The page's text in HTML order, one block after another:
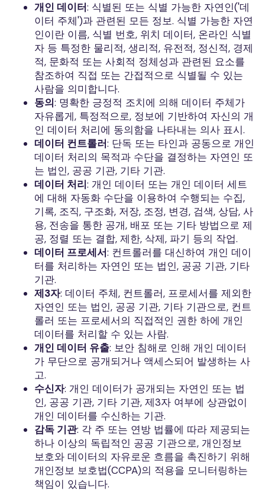
개인 데이터: 식별된 또는 식별 가능한 자연인('데
이터 주체')과 관련된 모든 정보. 식별 가능한 자연
인이란 이름, 식별 번호, 위치 데이터, 온라인 식별
자 등 특정한 물리적, 생리적, 유전적, 정신적, 경제
적, 문화적 또는 사회적 정체성과 관련된 요소를
참조하여 직접 또는 간접적으로 식별될 수 있는
사람을 의미합니다.
동의: 명확한 긍정적 조치에 의해 데이터 주체가
자유롭게, 특정적으로, 정보에 기반하여 자신의 개
인 데이터 처리에 동의함을 나타내는 의사 표시.
데이터 컨트롤러: 단독 또는 타인과 공동으로 개인
데이터 처리의 목적과 수단을 결정하는 자연인 또
는 법인, 공공 기관, 기타 기관.
데이터 처리: 개인 데이터 또는 개인 데이터 세트
에 대해 자동화 수단을 이용하여 수행되는 수집,
기록, 조직, 구조화, 저장, 조정, 변경, 검색, 상담, 사
용, 전송을 통한 공개, 배포 또는 기타 방법으로 제
공, 정렬 또는 결합, 제한, 삭제, 파기 등의 작업.
데이터 프로세서: 컨트롤러를 대신하여 개인 데이
터를 처리하는 자연인 또는 법인, 공공 기관, 기타
기관.
제3자: 데이터 주체, 컨트롤러, 프로세서를 제외한
자연인 또는 법인, 공공 기관, 기타 기관으로, 컨트
롤러 또는 프로세서의 직접적인 권한 하에 개인
데이터를 처리할 수 있는 사람.
개인 데이터 유출: 보안 침해로 인해 개인 데이터
가 무단으로 공개되거나 액세스되어 발생하는 사
고.
수신자: 개인 데이터가 공개되는 자연인 또는 법
인, 공공 기관, 기타 기관, 제3자 여부에 상관없이
개인 데이터를 수신하는 기관.
감독 기관: 각 주 또는 연방 법률에 따라 제공되는
하나 이상의 독립적인 공공 기관으로, 개인정보
보호와 데이터의 자유로운 흐름을 촉진하기 위해
개인정보 보호법(CCPA)의 적용을 모니터링하는
책임이 있습니다.